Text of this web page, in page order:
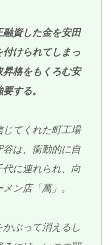
資した金を安田
けられてしまっ
昇格をもくろむ安
する。
じてくれた町工場
は、衝動的に自
に連れられ、向
ン店「萬」。
ぶって消えるし